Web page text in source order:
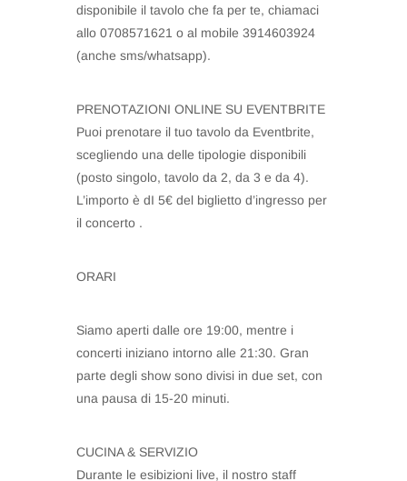
disponibile il tavolo che fa per te, chiamaci
allo 0708571621 o al mobile 3914603924
(anche sms/whatsapp).
PRENOTAZIONI ONLINE SU EVENTBRITE
Puoi prenotare il tuo tavolo da Eventbrite,
scegliendo una delle tipologie disponibili
(posto singolo, tavolo da 2, da 3 e da 4).
L’importo è dI 5€ del biglietto d’ingresso per
il concerto .
ORARI
Siamo aperti dalle ore 19:00, mentre i
concerti iniziano intorno alle 21:30. Gran
parte degli show sono divisi in due set, con
una pausa di 15-20 minuti.
CUCINA & SERVIZIO
Durante le esibizioni live, il nostro staff